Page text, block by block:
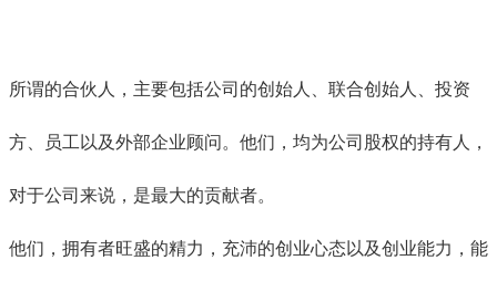
所谓的合伙人，主要包括公司的创始人、联合创始人、投资
方、员工以及外部企业顾问。他们，均为公司股权的持有人，
对于公司来说，是最大的贡献者。
他们，拥有者旺盛的精力，充沛的创业心态以及创业能力，能